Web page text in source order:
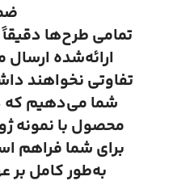
تمامی طرح‌ها دقیقاً
ارائه‌شده
تفاوتی نخواهند
شما می‌دهیم که
محصول با نمونه
برای شما فراهم
به‌طور کامل بر